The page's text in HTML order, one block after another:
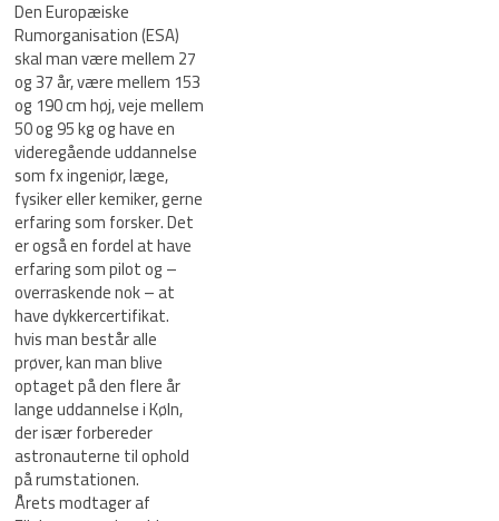
Den Europæiske
Rumorganisation (ESA)
skal man være mellem 27
og 37 år, være mellem 153
og 190 cm høj, veje mellem
50 og 95 kg og have en
videregående uddannelse
som fx ingeniør, læge,
fysiker eller kemiker, gerne
erfaring som forsker. Det
er også en fordel at have
erfaring som pilot og –
overraskende nok – at
have dykkercertifikat.
hvis man består alle
prøver, kan man blive
optaget på den flere år
lange uddannelse i Køln,
der især forbereder
astronauterne til ophold
på rumstationen.
Årets modtager af